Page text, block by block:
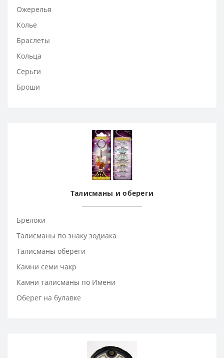
Ожерелья
Колье
Браслеты
Кольца
Серьги
Броши
Талисманы и обереги
Брелоки
Талисманы по знаку зодиака
Талисманы обереги
Камни семи чакр
Камни талисманы по Имени
Оберег на булавке